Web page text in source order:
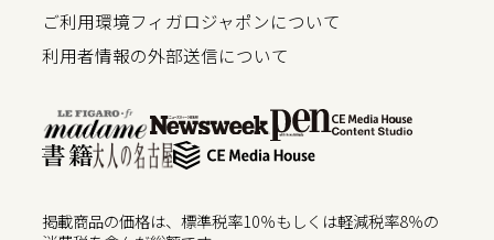
ご利用環境フィガロジャポンについて
利用者情報の外部送信について
掲載商品の価格は、標準税率10％もしくは軽減税率8％の